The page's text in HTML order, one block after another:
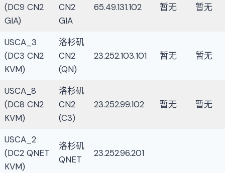
(DC9 CN2
GIA)
CN2
GIA
65.49.131.102 暂无 暂无
USCA_3
(DC3 CN2
KVM)
洛杉矶
CN2
(QN)
23.252.103.101 暂无 暂无
USCA_8
(DC8 CN2
KVM)
洛杉矶
CN2
(C3)
23.252.99.102 暂无 暂无
USCA_2
(DC2 QNET
KVM)
洛杉矶
QNET
23.252.96.201